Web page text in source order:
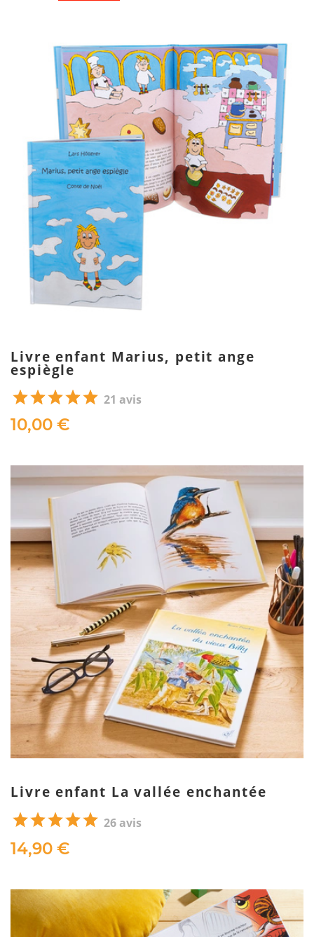
Livre enfant Marius, petit ange
espiègle
21 avis
10,00 €
Livre enfant La vallée enchantée
26 avis
14,90 €